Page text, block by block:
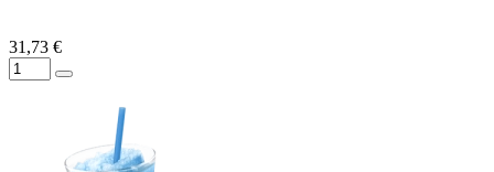
31,73 €